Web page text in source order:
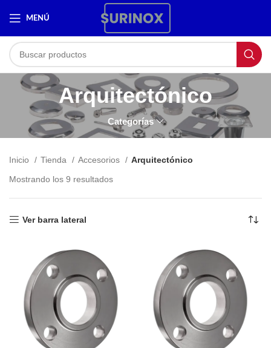
MENÚ
Arquitectónico
Categorías
Inicio Tienda Accesorios
Arquitectónico
Mostrando los 9 resultados
Ver barra lateral